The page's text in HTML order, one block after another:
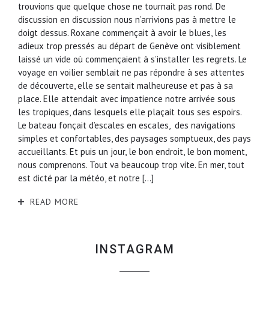
trouvions que quelque chose ne tournait pas rond. De
discussion en discussion nous n’arrivions pas à mettre le
doigt dessus. Roxane commençait à avoir le blues, les
adieux trop pressés au départ de Genève ont visiblement
laissé un vide où commençaient à s’installer les regrets. Le
voyage en voilier semblait ne pas répondre à ses attentes
de découverte, elle se sentait malheureuse et pas à sa
place. Elle attendait avec impatience notre arrivée sous
les tropiques, dans lesquels elle plaçait tous ses espoirs.
Le bateau fonçait d’escales en escales, des navigations
simples et confortables, des paysages somptueux, des pays
accueillants. Et puis un jour, le bon endroit, le bon moment,
nous comprenons. Tout va beaucoup trop vite. En mer, tout
est dicté par la météo, et notre […]
READ MORE
INSTAGRAM